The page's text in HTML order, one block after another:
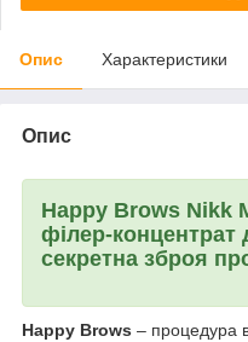
Опис Характеристики
Опис
Happy Brows Nikk
філер-концентрат
секретна зброя
Happy Brows – процедура